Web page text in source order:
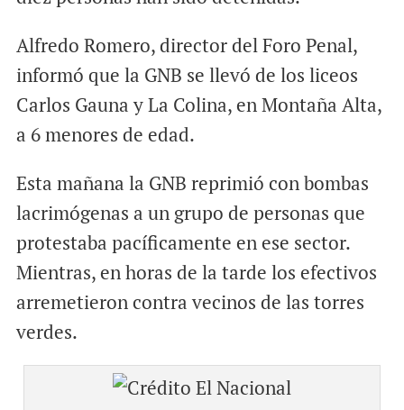
Alfredo Romero, director del Foro Penal,
informó que la GNB se llevó de los liceos
Carlos Gauna y La Colina, en Montaña Alta,
a 6 menores de edad.
Esta mañana la GNB reprimió con bombas
lacrimógenas a un grupo de personas que
protestaba pacíficamente en ese sector.
Mientras, en horas de la tarde los efectivos
arremetieron contra vecinos de las torres
verdes.